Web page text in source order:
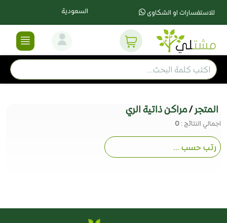
للاستفسارات او الشكاوى السعودية
المتجر /مراكن ذاتية الري
اجمالي النتائج :